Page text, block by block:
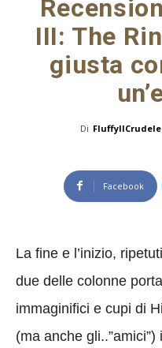
III: The
giusta
Di FluffyIlCrudele
Facebook
La fine e l’inizio,
due delle colonne
immaginifici e cupi di
(ma anche